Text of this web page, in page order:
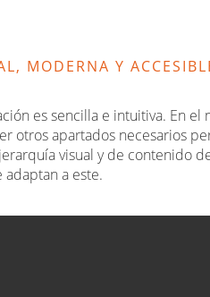
MODERNA Y
es sencilla e intuitiva. En
otros apartados necesarios
visual y de contenido
a este.